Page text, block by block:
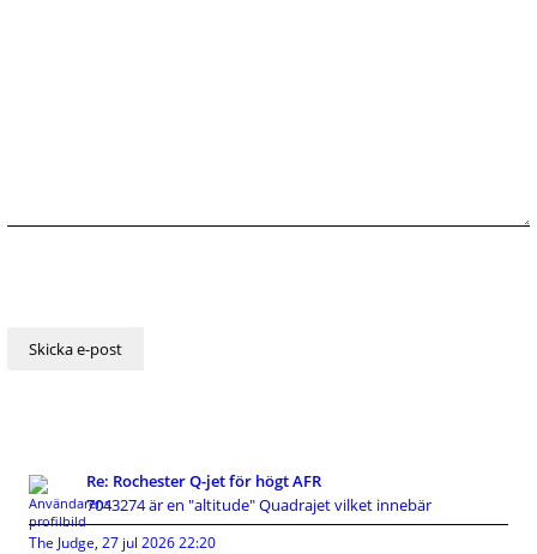
Re: Rochester Q-jet för högt AFR
7043274 är en "altitude" Quadrajet vilket innebär
The Judge, 27 jul 2026 22:20